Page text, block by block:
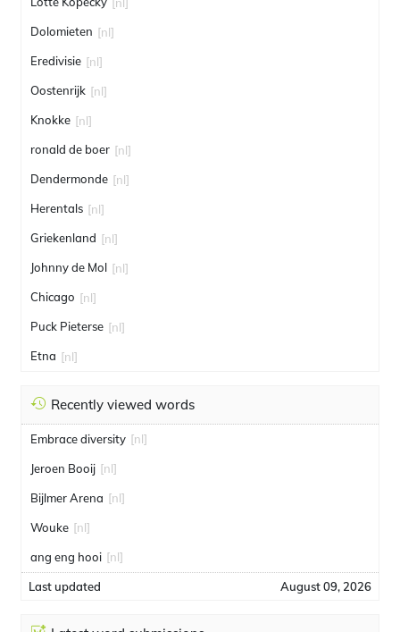
Dolomieten [nl]
Eredivisie [nl]
Oostenrijk [nl]
Knokke [nl]
ronald de boer [nl]
Dendermonde [nl]
Herentals [nl]
Griekenland [nl]
Johnny de Mol [nl]
Chicago [nl]
Puck Pieterse [nl]
Etna [nl]
Recently viewed words
Embrace diversity [nl]
Jeroen Booij [nl]
Bijlmer Arena [nl]
Wouke [nl]
ang eng hooi [nl]
Last updated August 09, 2026